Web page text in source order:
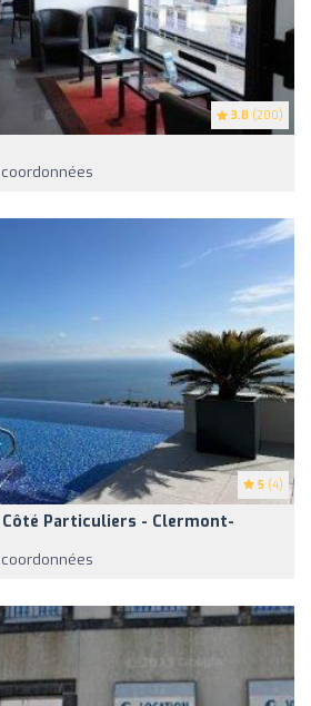
3.8 (200)
5 (4)
Particuliers - Clermont-